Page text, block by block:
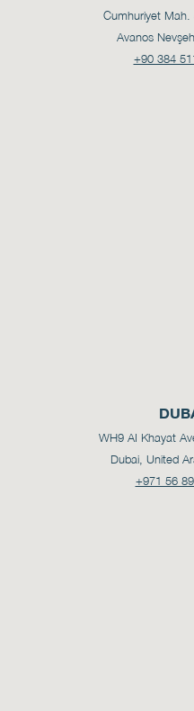
Cumhuriyet
Avanos
+90 384
WH9 AI Khayat
Dubai, United
+971 56